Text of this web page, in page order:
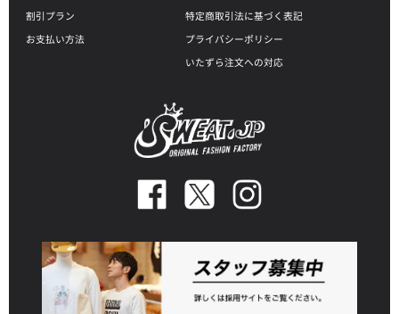
割引プラン
お支払い方法
特定商取引法に基づく表記
プライバシーポリシー
いたずら注文への対応